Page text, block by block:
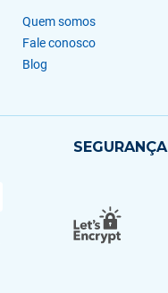
Quem somos
Fale conosco
Blog
SEGURANÇA